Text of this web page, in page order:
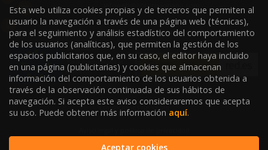
infoweb@libreriasoriano.com
C/ Xàtiva 15
46002 Valencia España
Condiciones de venta
Esta web utiliza cookies propias y de terceros que permiten al
usuario la navegación a través de una página web (técnicas),
para el seguimiento y análisis estadístico del comportamiento
de los usuarios (analíticas), que permiten la gestión de los
espacios publicitarios que, en su caso, el editor haya incluido
en una página (publicitarias) y cookies que almacenan
información del comportamiento de los usuarios obtenida a
través de la observación continuada de sus hábitos de
navegación. Si acepta este aviso consideraremos que acepta
su uso. Puede obtener más información aquí.
Aceptar cookies